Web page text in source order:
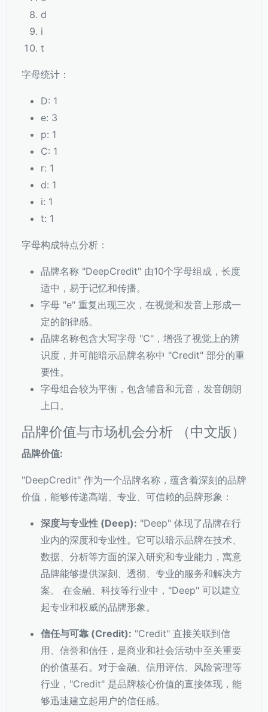
d
i
t
字母统计：
D: 1
e: 3
p: 1
C: 1
r: 1
d: 1
i: 1
t: 1
字母构成特点分析：
品牌名称 "DeepCredit" 由10个字母组成，长度
适中，易于记忆和传播。
字母 "e" 重复出现三次，在视觉和发音上形成一
定的韵律感。
品牌名称包含大写字母 "C"，增强了视觉上的辨
识度，并可能暗示品牌名称中 "Credit" 部分的重
要性。
字母组合较为平衡，包含辅音和元音，发音朗朗
上口。
品牌价值与市场机会分析 （中文版）
品牌价值:
"DeepCredit" 作为一个品牌名称，蕴含着深刻的品牌
价值，能够传递高端、专业、可信赖的品牌形象：
深度与专业性 (Deep): "Deep" 体现了品牌在行
业内的深度和专业性。它可以暗示品牌在技术、
数据、分析等方面的深入研究和专业能力，寓意
品牌能够提供深刻、透彻、专业的服务和解决方
案。 在金融、科技等行业中，"Deep" 可以建立
起专业和权威的品牌形象。
信任与可靠 (Credit): "Credit" 直接关联到信
用、信誉和信任，是商业和社会活动中至关重要
的价值基石。对于金融、信用评估、风险管理等
行业，"Credit" 是品牌核心价值的直接体现，能
够迅速建立起用户的信任感。